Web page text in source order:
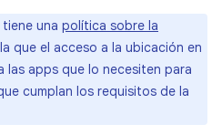
una política sobre la
que el acceso a la ubicación en
las apps que lo necesiten para
cumplan los requisitos de la